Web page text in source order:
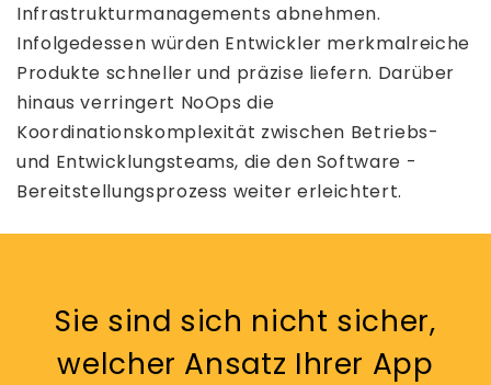
Infrastrukturmanagements abnehmen.
Infolgedessen würden Entwickler merkmalreiche
Produkte schneller und präzise liefern. Darüber
hinaus verringert NoOps die
Koordinationskomplexität zwischen Betriebs-
und Entwicklungsteams, die den Software -
Bereitstellungsprozess weiter erleichtert.
Sie sind sich nicht sicher,
welcher Ansatz Ihrer App